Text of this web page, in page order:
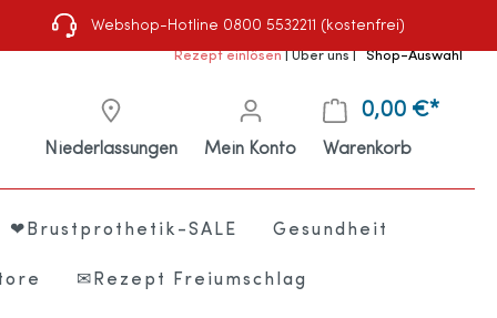
Webshop-Hotline 0800 5532211 (kostenfrei)
Rezept einlösen|Über uns| Shop-Auswahl
Niederlassungen Mein Konto
0,00 €*
Warenkorb
❤Brustprothetik-SALE Gesundheit
✉Rezept Freiumschlag